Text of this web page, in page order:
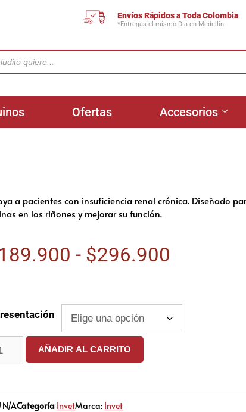
Envíos Rápidos a Toda Colombia
*Entregas el mismo Día en Medellín
Ofertas Accesorios
a pacientes con insuficiencia renal crónica. Diseñado
en los riñones y mejorar su función.
- $296.900
AÑADIR AL CARRITO
N/ACategoría InvetMarca: Invet